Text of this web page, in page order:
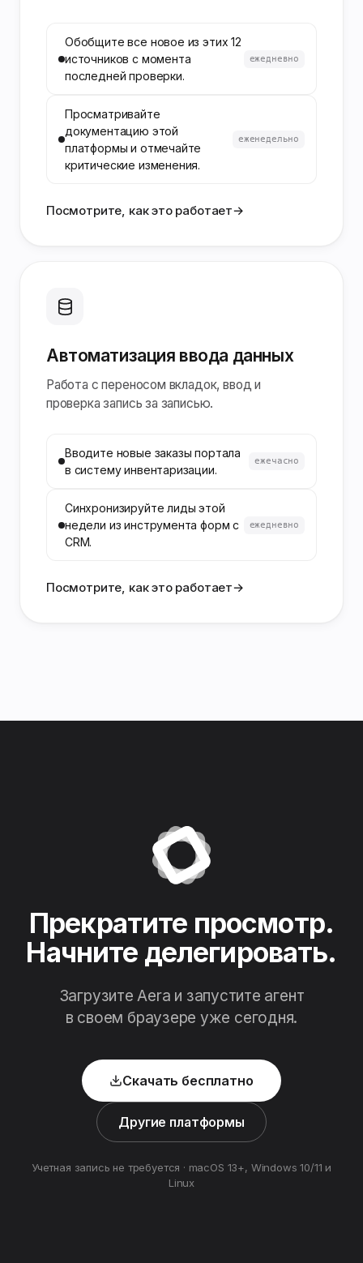
Обобщите все новое из этих 12
источников с момента
последней проверки.
ежедневно
Просматривайте
документацию этой
платформы и отмечайте
критические изменения.
еженедельно
Посмотрите, как это работает→
Автоматизация ввода данных
Работа с переносом вкладок, ввод и
проверка запись за записью.
Вводите новые заказы портала
в систему инвентаризации.
ежечасно
Синхронизируйте лиды этой
недели из инструмента форм с
CRM.
ежедневно
Посмотрите, как это работает→
Прекратите просмотр.
Начните делегировать.
Загрузите Aera и запустите агент
в своем браузере уже сегодня.
Скачать бесплатно
Другие платформы
Учетная запись не требуется · macOS 13+, Windows 10/11 и
Linux